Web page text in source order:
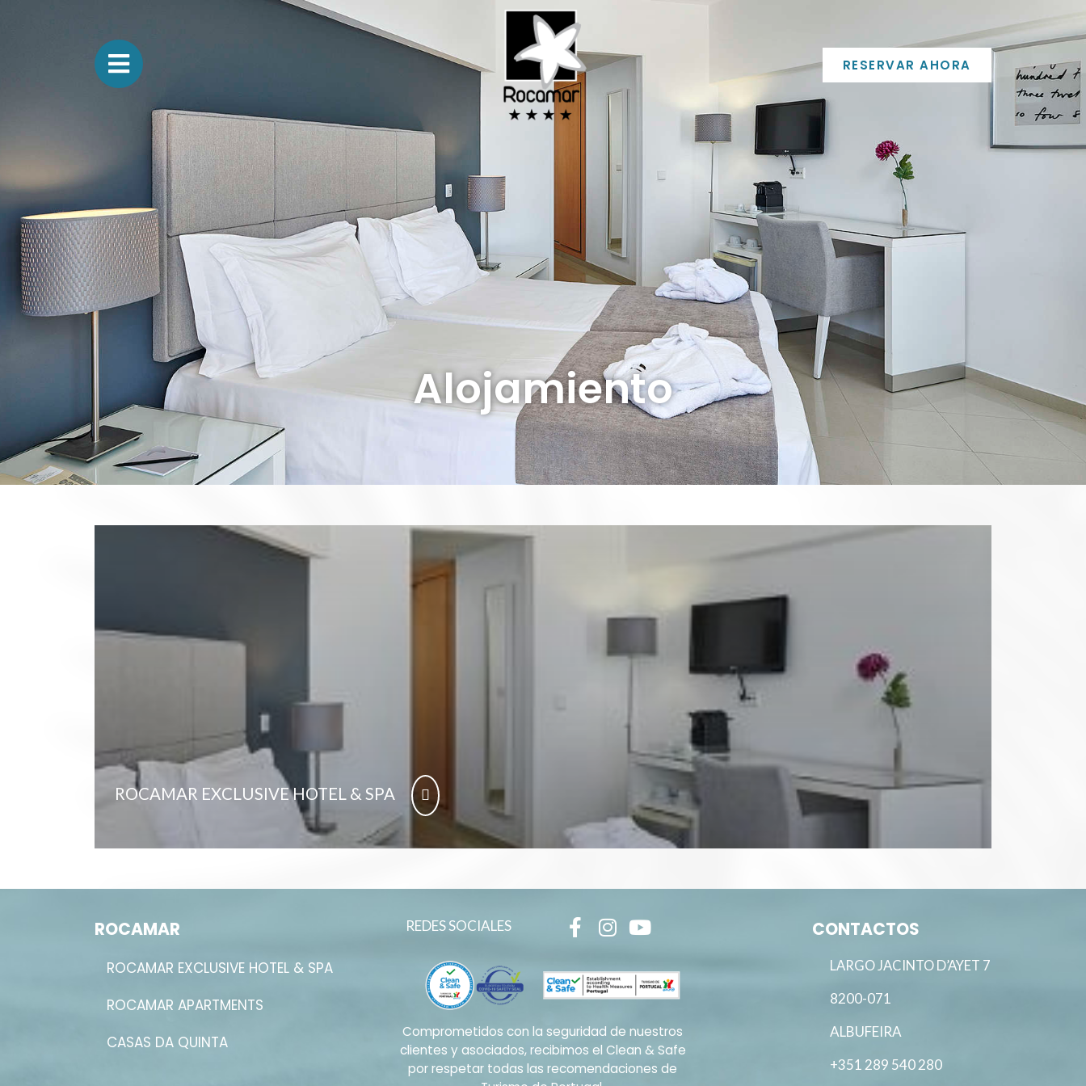
RESERVAR AHORA
Alojamiento
ROCAMAR EXCLUSIVE HOTEL & SPA
ROCAMAR
ROCAMAR EXCLUSIVE HOTEL & SPA
ROCAMAR APARTMENTS
CASAS DA QUINTA
REDES SOCIALES
Comprometidos con la seguridad de nuestros
clientes y asociados, recibimos el Clean & Safe
por respetar todas las recomendaciones de
CONTACTOS
LARGO JACINTO D’AYET 7
8200-071
ALBUFEIRA
+351 289 540 280